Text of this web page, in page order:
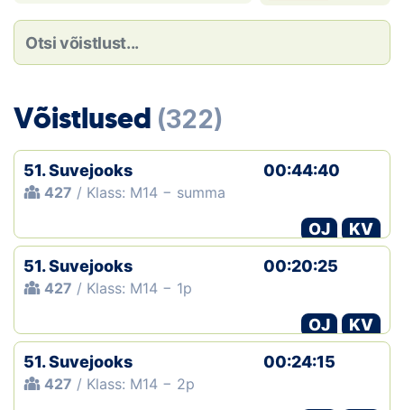
Koondised
Tule klubisse!
Tulemused
Dokumendid
Klubid
Suletud maastikud
Püsirajad
Koolitused
Võistlused (322)
51. Suvejooks
427 / Klass: M14 − summa
00:44:40
OJ
KV
51. Suvejooks
427 / Klass: M14 − 1p
00:20:25
OJ
KV
51. Suvejooks
427 / Klass: M14 − 2p
00:24:15